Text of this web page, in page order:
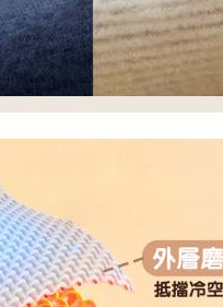
事先徵得法定代理人或監護人之同意
若未經同意申辦者引起之損失，本公
後付」時，將依據個別帳號之用戶狀
額度；若仍有額度不足之情形，本公